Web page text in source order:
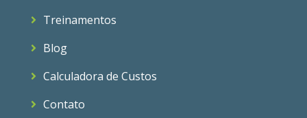
Treinamentos
Blog
Calculadora de Custos
Contato